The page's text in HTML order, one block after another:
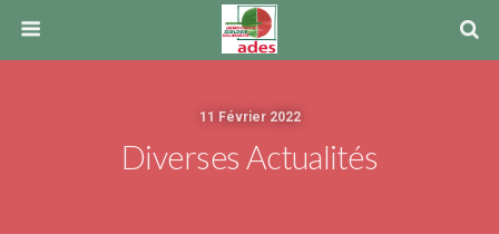
11 Février 2022
Diverses Actualités